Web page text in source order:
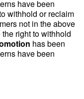
have been
withhold or reclaim
not in the above
the right to withhold
has been
have been